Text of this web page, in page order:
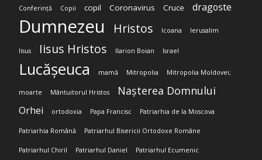
Conferință Copii copil Coronavirus Cruce dragoste
Dumnezeu Hristos Icoana Ierusalim
Iisus Iisus Hristos Ilarion Boian Israel
Lucășeuca mamă Mitropolia Mitropolia Moldovei;
moarte Mântuitorul Hristos Nașterea Domnului
Orhei ortodoxia Papa Francisc Patriarhia de la Moscova
Patriarhia Română Patriarhul Bisericii Ortodoxe Române
Patriarhul Chiril Patriarhul Daniel Patriarhul Ecumenic